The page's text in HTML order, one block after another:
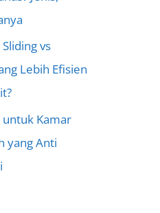
vs
Lebih Efisien
Kamar
yang Anti